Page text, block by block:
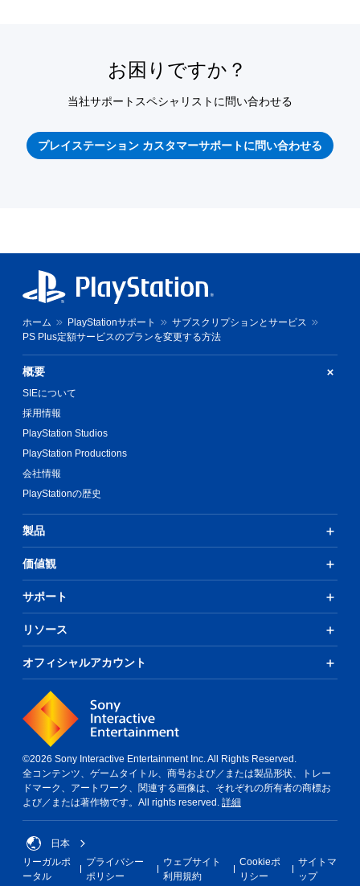
お困りですか？
当社サポートスペシャリストに問い合わせる
プレイステーション カスタマーサポートに問い合わせる
ホーム PlayStationサポート
サブスクリプションとサービス
PS Plus定額サービスのプランを変更する方法
概要
SIEについて
採用情報
PlayStation Studios
PlayStation Productions
会社情報
PlayStationの歴史
製品
価値観
サポート
リソース
オフィシャルアカウント
©2026 Sony Interactive Entertainment Inc. All Rights Reserved.
全コンテンツ、ゲームタイトル、商号および／または製品形状、トレー
ドマーク、アートワーク、関連する画像は、それぞれの所有者の商標お
よび／または著作物です。All rights reserved. 詳細
日本
リーガルポ
ータル
プライバシー
ポリシー
ウェブサイト
利用規約
Cookieポ
リシー
サイトマ
ップ